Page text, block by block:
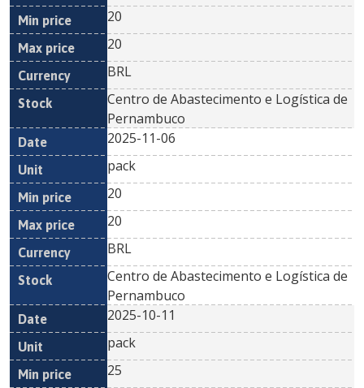
20
20
BRL
Centro de Abastecimento e Logística de
Pernambuco
2025-11-06
pack
20
20
BRL
Centro de Abastecimento e Logística de
Pernambuco
2025-10-11
pack
25